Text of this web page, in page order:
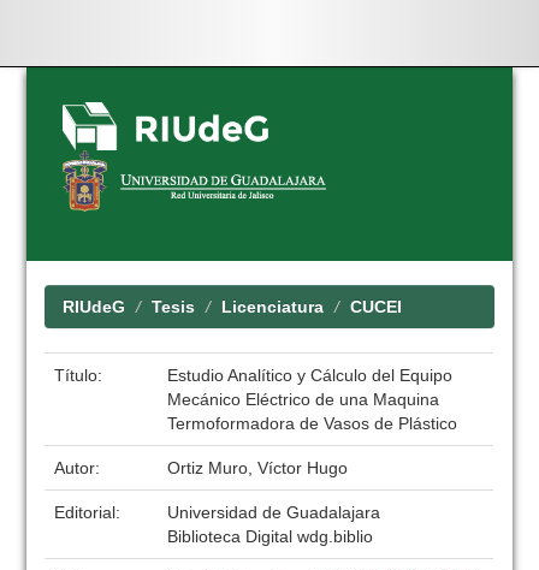
Skip
navigation
RIUdeG Tesis Licenciatura CUCEI
Título:
Estudio Analítico y Cálculo del Equipo
Mecánico Eléctrico de una Maquina
Termoformadora de Vasos de Plástico
Autor: Ortiz Muro, Víctor Hugo
Editorial:
Universidad de Guadalajara
Biblioteca Digital wdg.biblio